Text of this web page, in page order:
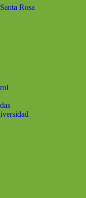
Rosa